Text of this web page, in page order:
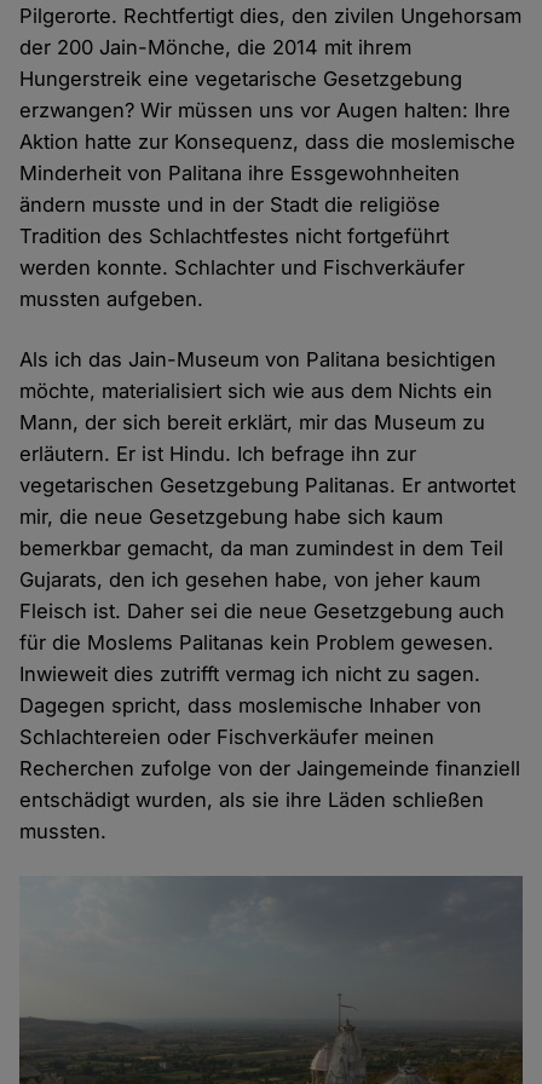
Pilgerorte. Rechtfertigt dies, den zivilen Ungehorsam
der 200 Jain-Mönche, die 2014 mit ihrem
Hungerstreik eine vegetarische Gesetzgebung
erzwangen? Wir müssen uns vor Augen halten: Ihre
Aktion hatte zur Konsequenz, dass die moslemische
Minderheit von Palitana ihre Essgewohnheiten
ändern musste und in der Stadt die religiöse
Tradition des Schlachtfestes nicht fortgeführt
werden konnte. Schlachter und Fischverkäufer
mussten aufgeben.
Als ich das Jain-Museum von Palitana besichtigen
möchte, materialisiert sich wie aus dem Nichts ein
Mann, der sich bereit erklärt, mir das Museum zu
erläutern. Er ist Hindu. Ich befrage ihn zur
vegetarischen Gesetzgebung Palitanas. Er antwortet
mir, die neue Gesetzgebung habe sich kaum
bemerkbar gemacht, da man zumindest in dem Teil
Gujarats, den ich gesehen habe, von jeher kaum
Fleisch ist. Daher sei die neue Gesetzgebung auch
für die Moslems Palitanas kein Problem gewesen.
Inwieweit dies zutrifft vermag ich nicht zu sagen.
Dagegen spricht, dass moslemische Inhaber von
Schlachtereien oder Fischverkäufer meinen
Recherchen zufolge von der Jaingemeinde finanziell
entschädigt wurden, als sie ihre Läden schließen
mussten.